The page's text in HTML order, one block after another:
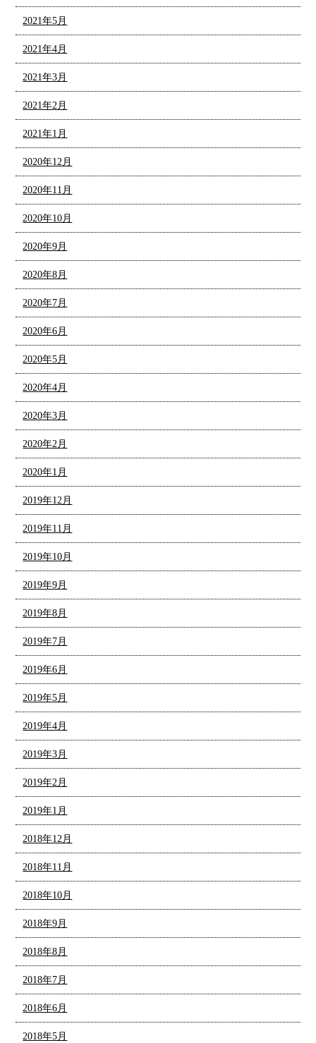
2021年5月
2021年4月
2021年3月
2021年2月
2021年1月
2020年12月
2020年11月
2020年10月
2020年9月
2020年8月
2020年7月
2020年6月
2020年5月
2020年4月
2020年3月
2020年2月
2020年1月
2019年12月
2019年11月
2019年10月
2019年9月
2019年8月
2019年7月
2019年6月
2019年5月
2019年4月
2019年3月
2019年2月
2019年1月
2018年12月
2018年11月
2018年10月
2018年9月
2018年8月
2018年7月
2018年6月
2018年5月